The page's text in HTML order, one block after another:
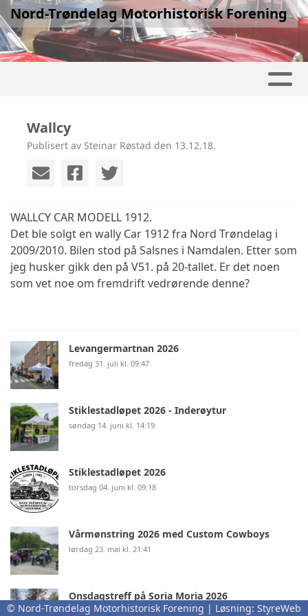
Nord-Trøndelag Motorhistorisk Forening
Wallcy
Publisert av Steinar Røstad den 13.12.18.
WALLCY CAR MODELL 1912.
Det ble solgt en wally Car 1912 fra Nord Trøndelag i
2009/2010. Bilen stod på Salsnes i Namdalen. Etter som
jeg husker gikk den på V51. på 20-tallet. Er det noen
som vet noe om fremdrift vedrørende denne?
Levangermartnan 2026
fredag 31. juli kl. 09:47
Stiklestadløpet 2026 - Inderøytur
søndag 14. juni kl. 14:19
Stiklestadløpet 2026
torsdag 04. juni kl. 09:18
Vårmønstring 2026 med Custom Cowboys
lørdag 23. mai kl. 21:41
Onsdagstreff på Soria Moria 2026
lørdag 23. mai kl. 20:36
© Nord-Trøndelag Motorhistorisk Forening | Løsning: StyreWeb